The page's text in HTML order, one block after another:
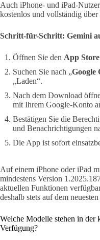
Auch iPhone- und iPad-
kostenlos und vollständig
Schritt-für-Schritt: Gemini
Öffnen Sie den App Store
Suchen Sie nach „Google
„Laden“.
Nach dem Download
mit Ihrem Google-Konto
Bestätigen Sie die
und Benachrichtigungen
Die App ist sofort
Auf einem iPhone oder iPad
mindestens Version
aktuellen Funktionen
deshalb stets auf dem
Welche Modelle stehen in der
Verfügung?